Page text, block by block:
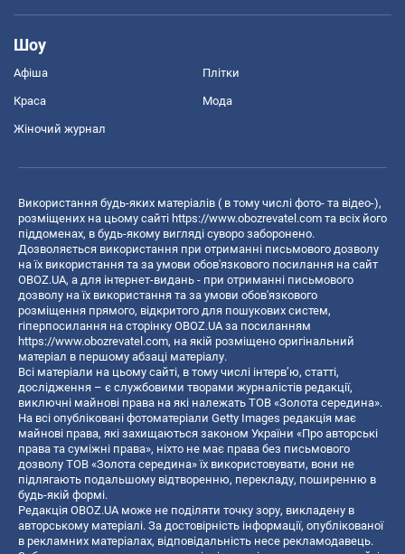
Шоу
Афіша Плітки
Краса Мода
Жіночий журнал
Використання будь-яких матеріалів ( в тому числі фото- та відео-),
розміщених на цьому сайті https://www.obozrevatel.com та всіх його
піддоменах, в будь-якому вигляді суворо заборонено.
Дозволяється використання при отриманні письмового дозволу
на їх використання та за умови обов'язкового посилання на сайт
OBOZ.UA, а для інтернет-видань - при отриманні письмового
дозволу на їх використання та за умови обов'язкового
розміщення прямого, відкритого для пошукових систем,
гіперпосилання на сторінку OBOZ.UA за посиланням
https://www.obozrevatel.com, на якій розміщено оригінальний
матеріал в першому абзаці матеріалу.
Всі матеріали на цьому сайті, в тому числі інтерв’ю, статті,
дослідження – є службовими творами журналістів редакції,
виключні майнові права на які належать ТОВ «Золота середина».
На всі опубліковані фотоматеріали Getty Images редакція має
майнові права, які захищаються законом України «Про авторські
права та суміжні права», ніхто не має права без письмового
дозволу ТОВ «Золота середина» їх використовувати, вони не
підлягають подальшому відтворенню, перекладу, поширенню в
будь-якій формі.
Редакція OBOZ.UA може не поділяти точку зору, викладену в
авторському матеріалі. За достовірність інформації, опублікованої
в рекламних матеріалах, відповідальність несе рекламодавець.